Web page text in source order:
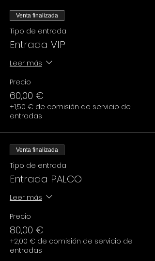
Venta finalizada
Tipo de entrada
Entrada VIP
Leer más
Precio
60,00 €
+1,50 € de comisión de servicio de
entradas
Venta finalizada
Tipo de entrada
Entrada PALCO
Leer más
Precio
80,00 €
+2,00 € de comisión de servicio de
entradas